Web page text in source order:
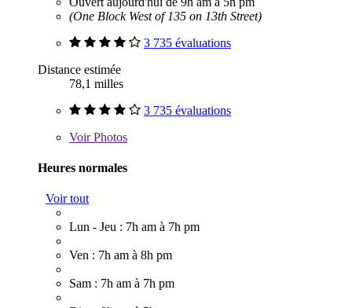
(One Block West of 135 on 13th Street)
3 735 évaluations
Distance estimée
78,1 milles
3 735 évaluations
VoirPhotos
Heures normales
Voir tout
Lun - Jeu : 7h am à 7h pm
Ven : 7h am à 8h pm
Sam : 7h am à 7h pm